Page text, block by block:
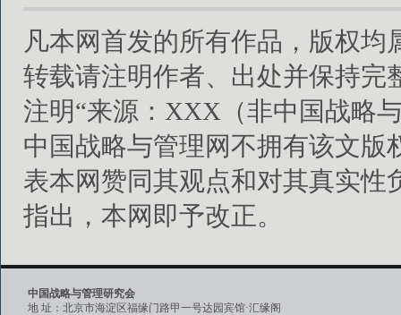
凡本网首发的所有作品，版权
转载请注明作者、出处并保持完
注明“来源：XXX（非中国战略
中国战略与管理网不拥有该文
表本网赞同其观点和对其真实
指出，本网即予改正。
中国战略与管理研究会
地 址：北京市海淀区福缘门路甲一号达园宾馆·汇缘阁